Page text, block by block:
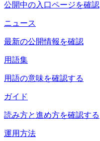
公開中の入口ページを確認
ニュース
最新の公開情報を確認
用語集
用語の意味を確認する
ガイド
読み方と進め方を確認する
運用方法